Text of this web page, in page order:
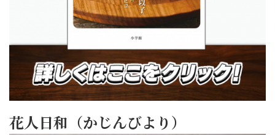
花人日和（かじんびより）